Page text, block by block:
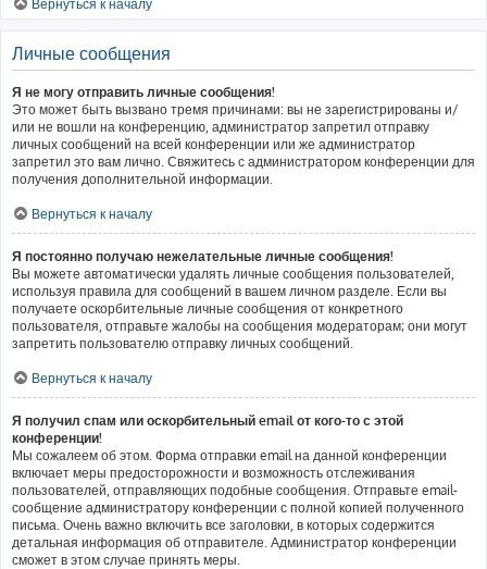
Вернуться к началу
Личные сообщения
Я не могу отправить личные сообщения!
Это может быть вызвано тремя причинами: вы не зарегистрированы и/
или не вошли на конференцию, администратор запретил отправку
личных сообщений на всей конференции или же администратор
запретил это вам лично. Свяжитесь с администратором конференции для
получения дополнительной информации.
Вернуться к началу
Я постоянно получаю нежелательные личные сообщения!
Вы можете автоматически удалять личные сообщения пользователей,
используя правила для сообщений в вашем личном разделе. Если вы
получаете оскорбительные личные сообщения от конкретного
пользователя, отправьте жалобы на сообщения модераторам; они могут
запретить пользователю отправку личных сообщений.
Вернуться к началу
Я получил спам или оскорбительный email от кого-то с этой
конференции!
Мы сожалеем об этом. Форма отправки email на данной конференции
включает меры предосторожности и возможность отслеживания
пользователей, отправляющих подобные сообщения. Отправьте email-
сообщение администратору конференции с полной копией полученного
письма. Очень важно включить все заголовки, в которых содержится
детальная информация об отправителе. Администратор конференции
сможет в этом случае принять меры.